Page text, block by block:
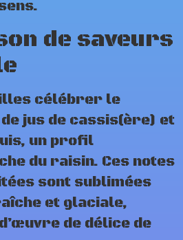
de saveurs
célébrer le
jus de cassis(ère) et
un profil
du raisin. Ces notes
sont sublimées
et glaciale,
de délice de